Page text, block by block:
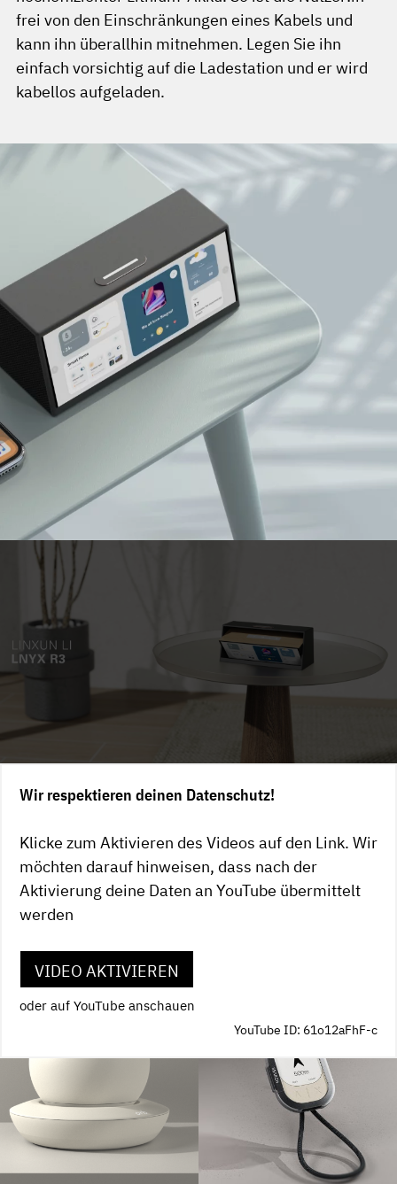
frei von den Einschränkungen eines Kabels und
kann ihn überallhin mitnehmen. Legen Sie ihn
einfach vorsichtig auf die Ladestation und er wird
kabellos aufgeladen.
Wir respektieren deinen Datenschutz!
Klicke zum Aktivieren des Videos auf den Link. Wir
möchten darauf hinweisen, dass nach der
Aktivierung deine Daten an YouTube übermittelt
werden
VIDEO AKTIVIEREN
oder auf YouTube anschauen
YouTube ID: 61o12aFhF-c